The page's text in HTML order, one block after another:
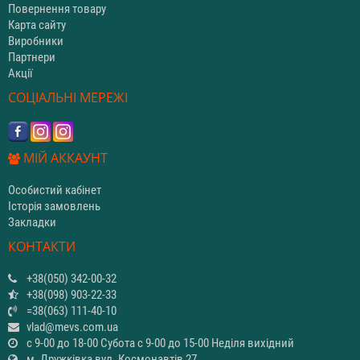
Повернення товару
Карта сайту
Виробники
Партнери
Акції
СОЦІАЛЬНІ МЕРЕЖІ
МІЙ АККАУНТ
Особистий кабінет
Історія замовлень
Закладки
КОНТАКТИ
+38(050) 342-00-32
+38(098) 903-22-33
=38(063) 111-40-10
vlad@mevs.com.ua
с 9-00 до 18-00 Субота с 9-00 до 15-00 Неділя вихідний